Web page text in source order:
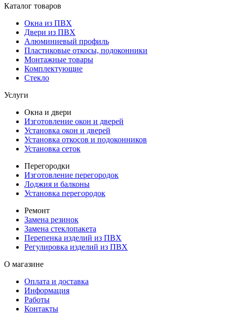
Каталог товаров
Окна из ПВХ
Двери из ПВХ
Алюминиевый профиль
Пластиковые откосы, подоконники
Монтажные товары
Комплектующие
Стекло
Услуги
Окна и двери
Изготовление окон и дверей
Установка окон и дверей
Установка откосов и подоконников
Установка сеток
Перегородки
Изготовление перегородок
Лоджия и балконы
Установка перегородок
Ремонт
Замена резинок
Замена стеклопакета
Перепенка изделий из ПВХ
Регулировка изделий из ПВХ
О магазине
Оплата и доставка
Информация
Работы
Контакты